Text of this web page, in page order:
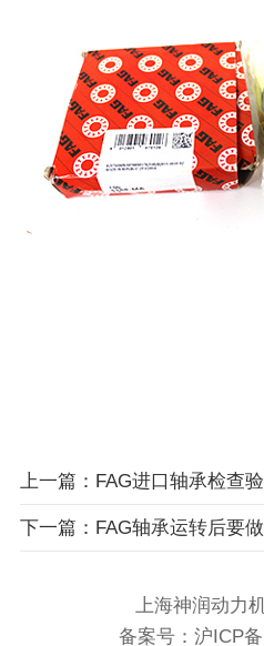
上一篇：FAG进口轴承检查
下一篇：FAG轴承运转后要
上海神润动力
备案号： 沪ICP